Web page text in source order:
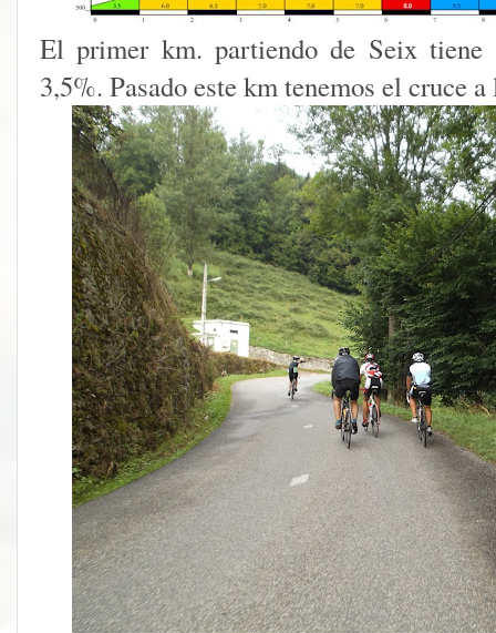
El primer km. partiendo de Seix
3,5%. Pasado este km tenemos el cruce